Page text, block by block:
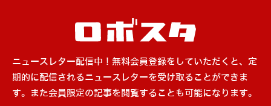
ニュースレター配信中！無料会員登録をしていただくと、定
期的に配信されるニュースレターを受け取ることができま
す。また会員限定の記事を閲覧することも可能になります。